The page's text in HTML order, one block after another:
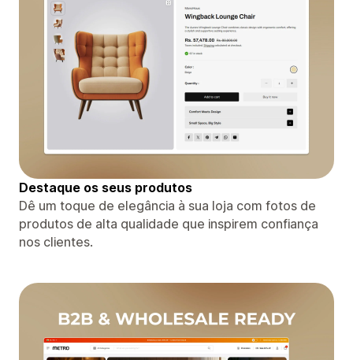
Destaque os seus produtos
Dê um toque de elegância à sua loja com fotos de
produtos de alta qualidade que inspirem confiança
nos clientes.